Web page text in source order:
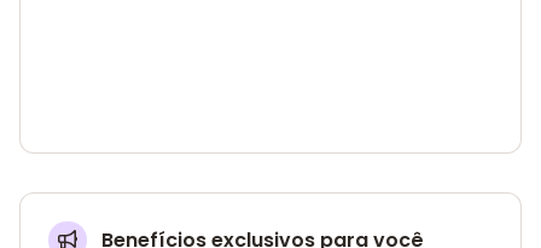
Benefícios exclusivos para você